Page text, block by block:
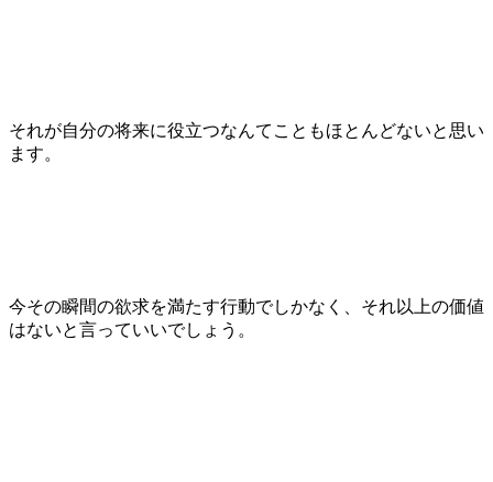
それが自分の将来に役立つなんてこともほとんどないと思い
ます。
今その瞬間の欲求を満たす行動でしかなく、それ以上の価値
はないと言っていいでしょう。